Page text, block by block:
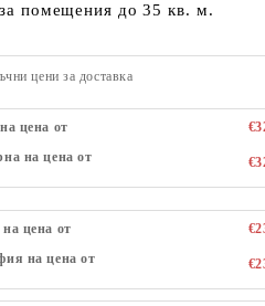
помещения до 35 кв. м.
цени за доставка
цена от
на цена от
цена от
на цена от